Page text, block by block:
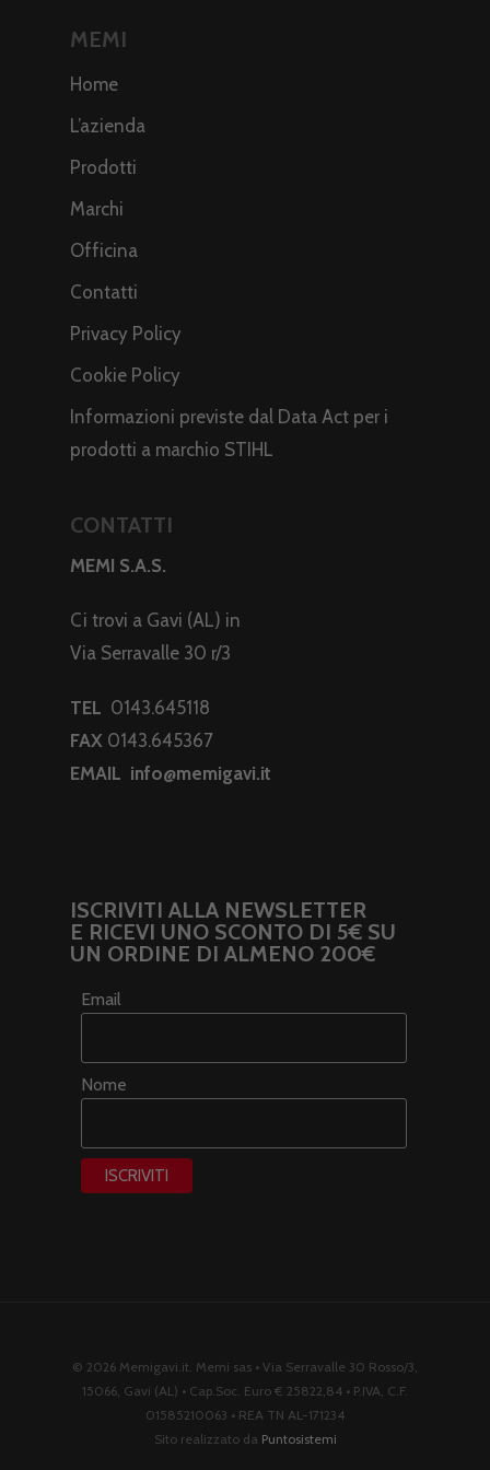
MEMI
Home
L’azienda
Prodotti
Marchi
Officina
Contatti
Privacy Policy
Cookie Policy
Informazioni previste dal Data Act per i
prodotti a marchio STIHL
CONTATTI
MEMI S.A.S.
Ci trovi a Gavi (AL) in
Via Serravalle 30 r/3
TEL 0143.645118
FAX 0143.645367
EMAIL info@memigavi.it
ISCRIVITI ALLA NEWSLETTER
E RICEVI UNO SCONTO DI 5€ SU
UN ORDINE DI ALMENO 200€
Email
Nome
© 2026 Memigavi.it. Memi sas • Via Serravalle 30 Rosso/3,
15066, Gavi (AL) • Cap.Soc. Euro € 25822,84 • P.IVA, C.F.
01585210063 • REA TN AL-171234
Sito realizzato da Puntosistemi